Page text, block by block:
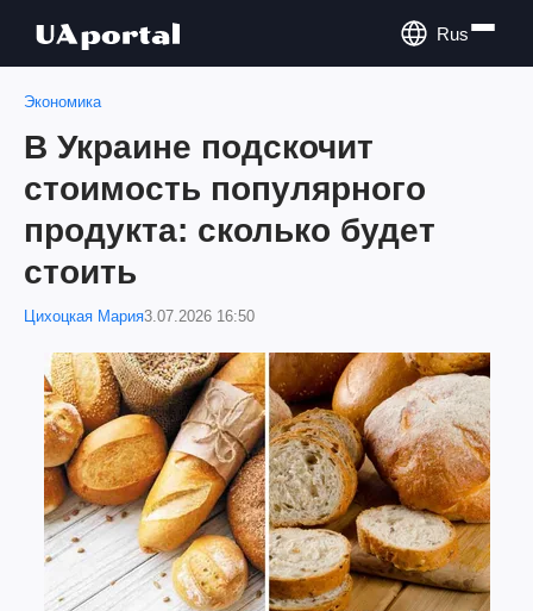
Rus
Экономика
В Украине подскочит
стоимость популярного
продукта: сколько будет
стоить
Цихоцкая Мария3.07.2026 16:50